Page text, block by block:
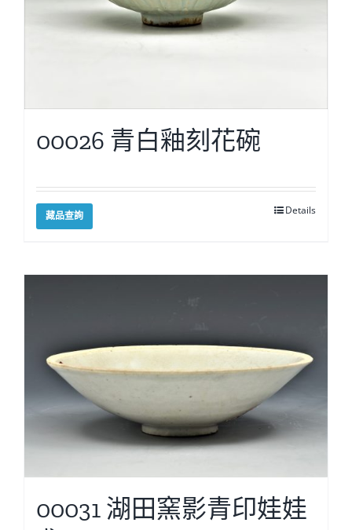
00026 青白釉刻花碗
藏品查詢 Details
00031 湖田窯影青印娃娃